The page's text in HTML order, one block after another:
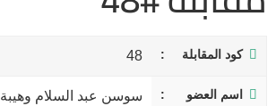
كود المقابلة 48
اسم العضو سوسن عبد السلام وهيبة